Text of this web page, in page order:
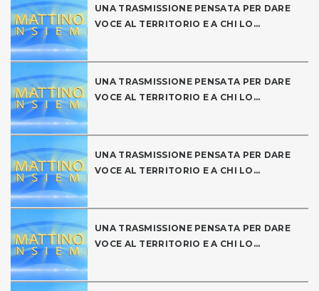
UNA TRASMISSIONE PENSATA PER DARE
VOCE AL TERRITORIO E A CHI LO...
UNA TRASMISSIONE PENSATA PER DARE
VOCE AL TERRITORIO E A CHI LO...
UNA TRASMISSIONE PENSATA PER DARE
VOCE AL TERRITORIO E A CHI LO...
UNA TRASMISSIONE PENSATA PER DARE
VOCE AL TERRITORIO E A CHI LO...